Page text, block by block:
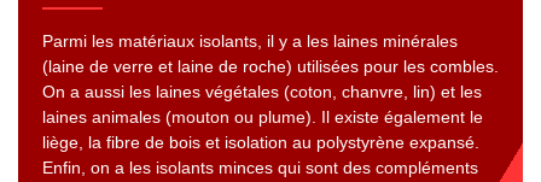
Parmi les matériaux isolants, il y a les laines minérales
(laine de verre et laine de roche) utilisées pour les combles.
On a aussi les laines végétales (coton, chanvre, lin) et les
laines animales (mouton ou plume). Il existe également le
liège, la fibre de bois et isolation au polystyrène expansé.
Enfin, on a les isolants minces qui sont des compléments